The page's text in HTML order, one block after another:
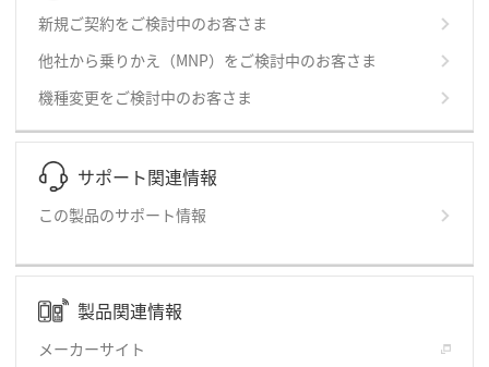
新規ご契約をご検討中のお客さま
他社から乗りかえ（MNP）をご検討中のお客さま
機種変更をご検討中のお客さま
サポート関連情報
この製品のサポート情報
製品関連情報
メーカーサイト